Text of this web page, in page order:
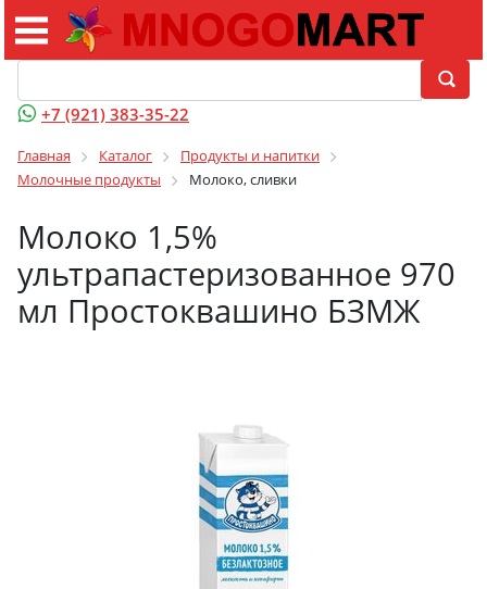
+7 (921) 383-35-22
Главная Каталог
Продукты и напитки
Молочные продукты
Молоко, сливки
Молоко 1,5%
ультрапастеризованное 970
мл Простоквашино БЗМЖ